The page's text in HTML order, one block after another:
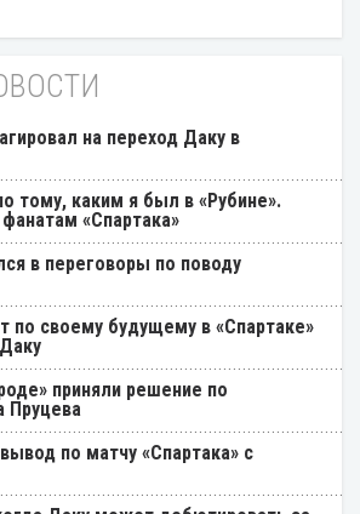
на переход Даку в
тому, каким я был в «Рубине».
«Спартака»
в переговоры по поводу
по своему будущему в «Спартаке»
приняли решение по
Пруцева
по матчу «Спартака» с